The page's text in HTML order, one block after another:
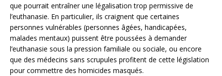
que pourrait entraîner une légalisation trop permissive de
l’euthanasie. En particulier, ils craignent que certaines
personnes vulnérables (personnes âgées, handicapées,
malades mentaux) puissent être poussées à demander
l’euthanasie sous la pression familiale ou sociale, ou encore
que des médecins sans scrupules profitent de cette législation
pour commettre des homicides masqués.